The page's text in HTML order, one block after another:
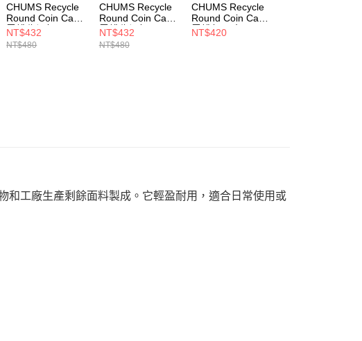
CHUMS Recycle
Round Coin Case
零錢收納包
CH603573N001
NT$432
NT$480
CHUMS Recycle
Round Coin Case
零錢收納包
CH603573Z350
NT$432
NT$480
CHUMS Recycle
Round Coin Case
零錢包 黑色
CH603573K001
NT$420
工廠生產剩餘面料製成。它輕盈耐用，適合日常使用或